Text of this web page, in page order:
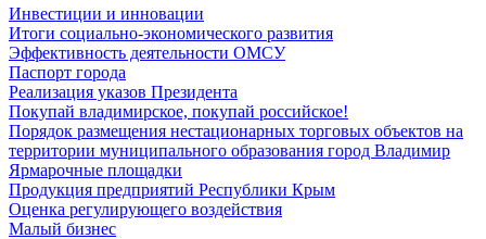
Инвестиции и инновации
Итоги социально-экономического развития
Эффективность деятельности ОМСУ
Паспорт города
Реализация указов Президента
Покупай владимирское, покупай российское!
Порядок размещения нестационарных торговых объектов на
территории муниципального образования город Владимир
Ярмарочные площадки
Продукция предприятий Республики Крым
Оценка регулирующего воздействия
Малый бизнес